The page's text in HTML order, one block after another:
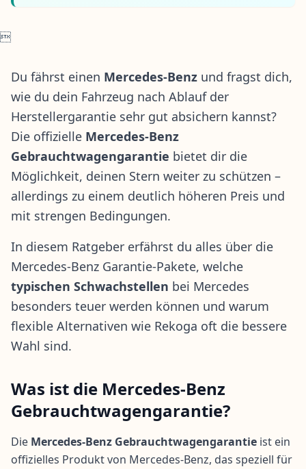

Du fährst einen Mercedes-Benz und fragst dich,
wie du dein Fahrzeug nach Ablauf der
Herstellergarantie sehr gut absichern kannst?
Die offizielle Mercedes-Benz
Gebrauchtwagengarantie bietet dir die
Möglichkeit, deinen Stern weiter zu schützen –
allerdings zu einem deutlich höheren Preis und
mit strengen Bedingungen.
In diesem Ratgeber erfährst du alles über die
Mercedes-Benz Garantie-Pakete, welche
typischen Schwachstellen bei Mercedes
besonders teuer werden können und warum
flexible Alternativen wie Rekoga oft die bessere
Wahl sind.
Was ist die Mercedes-Benz
Gebrauchtwagengarantie?
Die Mercedes-Benz Gebrauchtwagengarantie ist ein
offizielles Produkt von Mercedes-Benz, das speziell für